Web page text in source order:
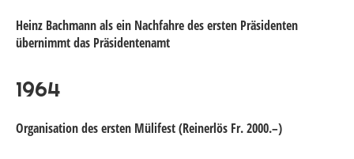
Heinz Bachmann als ein Nachfahre des ersten Präsidenten
übernimmt das Präsidentenamt
1964
Organisation des ersten Mülifest (Reinerlös Fr. 2000.–)